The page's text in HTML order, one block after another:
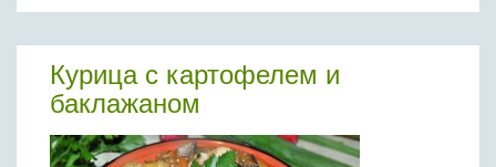
Курица с картофелем и
баклажаном